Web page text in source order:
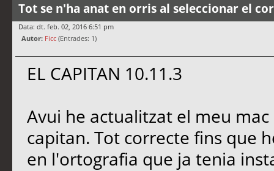
Tot se n'ha anat en orris al seleccionar el
Data: dt. feb. 02, 2016 6:51 pm
Autor: Ficc (Entrades: 1)
EL CAPITAN 10.11.3
Avui he actualitzat el meu
capitan. Tot correcte fins que
en l'ortografia que ja tenia